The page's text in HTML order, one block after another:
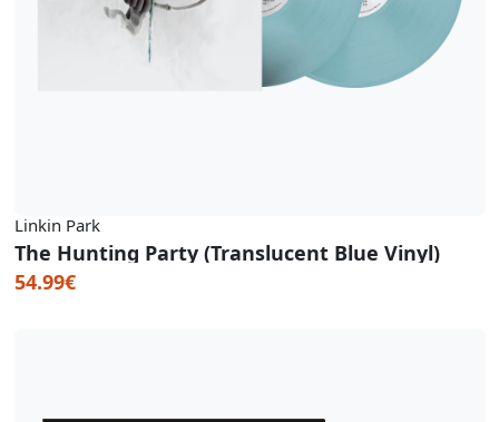
Linkin Park
The Hunting Party (Translucent Blue Vinyl)
54.99€